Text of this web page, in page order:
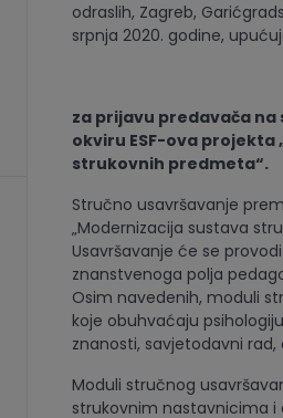
odraslih, Zagreb,
srpnja 2020. godine,
za prijavu predavača
okviru ESF-ova
strukovnih predmeta“.
Stručno usavršavanje
„Modernizacija sustava
Usavršavanje će se
znanstvenoga polja
Osim navedenih, moduli
koje obuhvaćaju
znanosti, savjetodavni
Moduli stručnog
strukovnim nastavnicima i